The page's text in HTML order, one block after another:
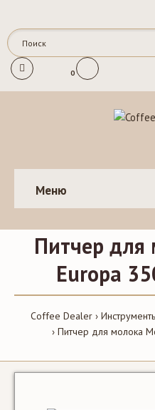
0
Меню
Питчер
Europa
Coffee Dealer
Питчер для молока